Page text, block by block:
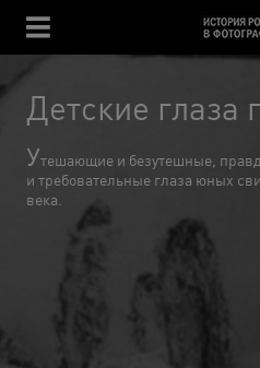
Детские глаза
Утешающие и безутешные,
и требовательные глаза юных
века.